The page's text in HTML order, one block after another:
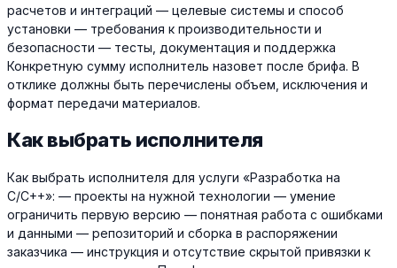
расчетов и интеграций — целевые системы и способ
установки — требования к производительности и
безопасности — тесты, документация и поддержка
Конкретную сумму исполнитель назовет после брифа. В
отклике должны быть перечислены объем, исключения и
формат передачи материалов.
Как выбрать исполнителя
Как выбрать исполнителя для услуги «Разработка на
C/C++»: — проекты на нужной технологии — умение
ограничить первую версию — понятная работа с ошибками
и данными — репозиторий и сборка в распоряжении
заказчика — инструкция и отсутствие скрытой привязки к